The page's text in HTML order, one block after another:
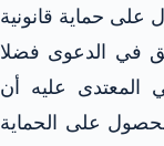
على حماية قانونية
في الدعوى فضلا
المعتدى عليه أن
على الحماية